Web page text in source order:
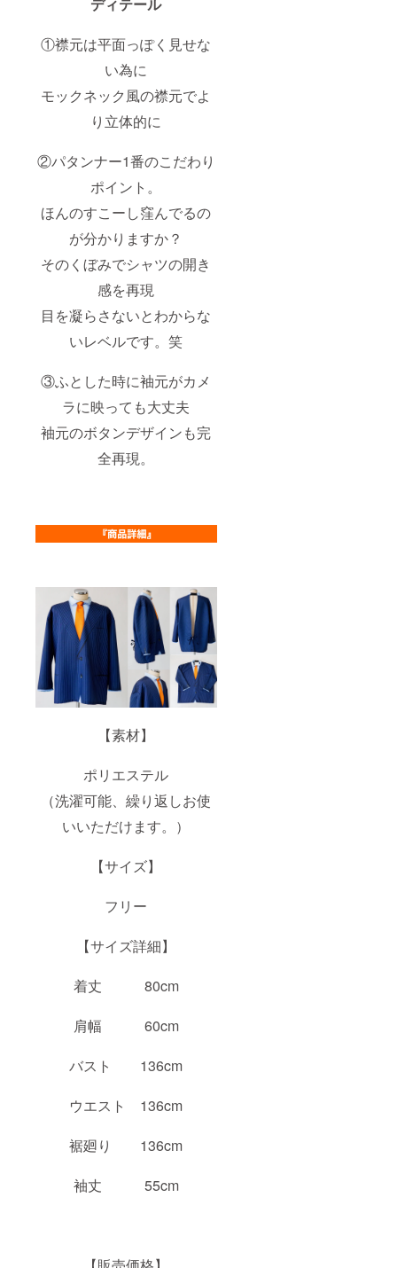
ディテール
①襟元は平面っぽく見せな
い為に
モックネック風の襟元でよ
り立体的に
②パタンナー1番のこだわり
ポイント。
ほんのすこーし窪んでるの
が分かりますか？
そのくぼみでシャツの開き
感を再現
目を凝らさないとわからな
いレベルです。笑
③ふとした時に袖元がカメ
ラに映っても大丈夫
袖元のボタンデザインも完
全再現。
【素材】
ポリエステル
（洗濯可能、繰り返しお使
いいただけます。）
【サイズ】
フリー
【サイズ詳細】
着丈 80cm
肩幅 60cm
バスト 136cm
ウエスト 136cm
裾廻り 136cm
袖丈 55cm